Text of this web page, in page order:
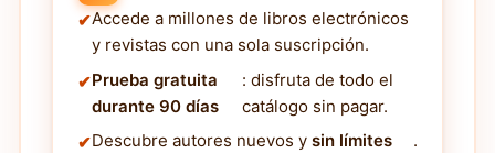
Accede a millones de libros electrónicos
y revistas con una sola suscripción.
Prueba gratuita
durante 90 días
: disfruta de todo el
catálogo sin pagar.
Descubre autores nuevos y sin límites
.